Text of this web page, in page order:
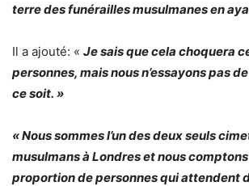
terre des funérailles musulmanes en
Il a ajouté: « Je sais que cela choquera
personnes, mais nous n’essayons pas
ce soit. »
« Nous sommes l’un des deux seuls
musulmans à Londres et nous
proportion de personnes qui attendent